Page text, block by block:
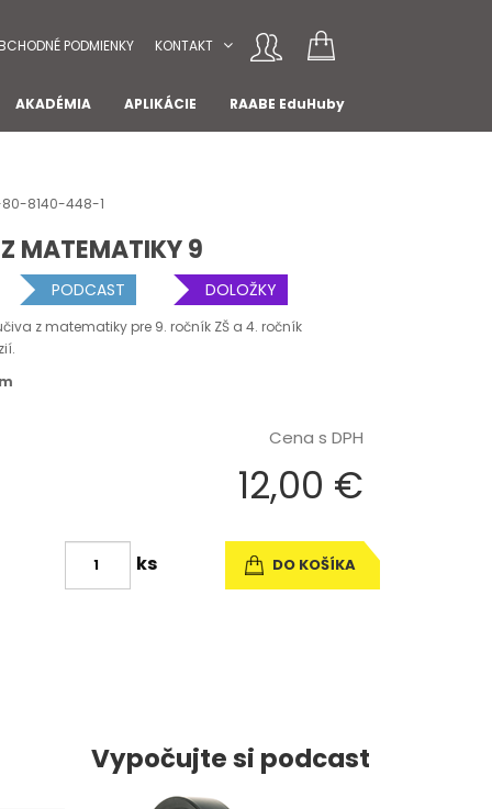
PODMIENKY KONTAKT
AKADÉMIA APLIKÁCIE RAABE EduHuby
80-8140-448-1
MATEMATIKY 9
PODCAST DOLOŽKY
z matematiky pre 9. ročník ZŠ a 4. ročník
Cena s DPH
12,00 €
ks DO KOŠÍKA
Vypočujte si podcast